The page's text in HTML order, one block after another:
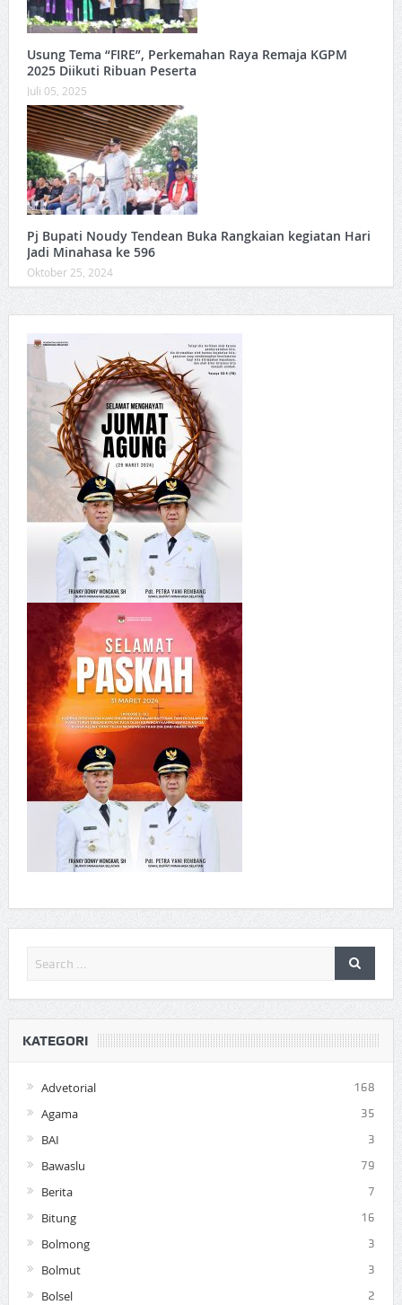
Usung Tema “FIRE”, Perkemahan Raya Remaja KGPM
2025 Diikuti Ribuan Peserta
Juli 05, 2025
Pj Bupati Noudy Tendean Buka Rangkaian kegiatan Hari
Jadi Minahasa ke 596
Oktober 25, 2024
KATEGORI
Advetorial 168
Agama 35
BAI 3
Bawaslu 79
Berita 7
Bitung 16
Bolmong 3
Bolmut 3
Bolsel 2